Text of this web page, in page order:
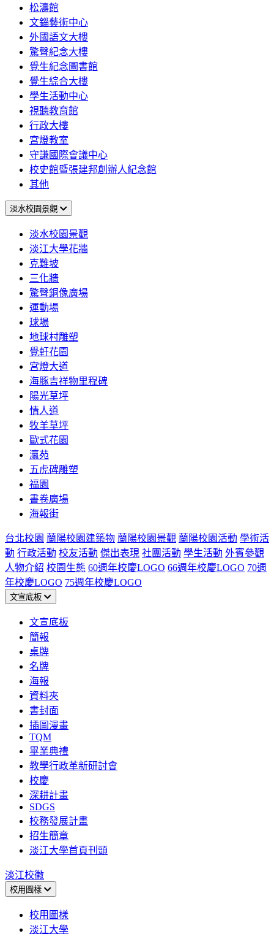
松濤館
文錙藝術中心
外國語文大樓
驚聲紀念大樓
覺生紀念圖書館
覺生綜合大樓
學生活動中心
視聽教育館
行政大樓
宮燈教室
守謙國際會議中心
校史館暨張建邦創辦人紀念館
其他
淡水校園景觀
淡水校園景觀
淡江大學花牆
克難坡
三化牆
驚聲銅像廣場
運動場
球場
地球村雕塑
覺軒花園
宮燈大道
海豚吉祥物里程碑
陽光草坪
情人道
牧羊草坪
歐式花園
瀛苑
五虎碑雕塑
福園
書卷廣場
海報街
台北校園 蘭陽校園建築物 蘭陽校園景觀 蘭陽校園活動 學術活
動 行政活動 校友活動 傑出表現 社團活動 學生活動 外賓參觀
人物介紹 校園生態 60週年校慶LOGO 66週年校慶LOGO 70週
年校慶LOGO 75週年校慶LOGO
文宣底板
文宣底板
簡報
桌牌
名牌
海報
資料夾
書封面
插圖漫畫
TQM
畢業典禮
教學行政革新研討會
校慶
深耕計畫
SDGS
校務發展計畫
招生簡章
淡江大學首頁刊頭
淡江校徽
校用圖樣
校用圖樣
淡江大學